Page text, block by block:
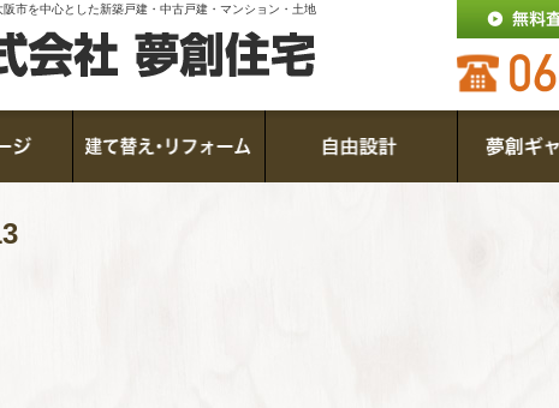
市を中心とした新築戸建・中古戸建・マンション・土地